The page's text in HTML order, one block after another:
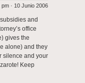
pm · 10 Junio 2006
and
office
gives the
alone) and they
silence and your
Keep